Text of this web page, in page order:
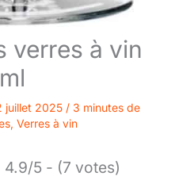
verres à vin
juillet 2025 / 3 minutes de
, Verres à vin
4.9/5 - (7 votes)